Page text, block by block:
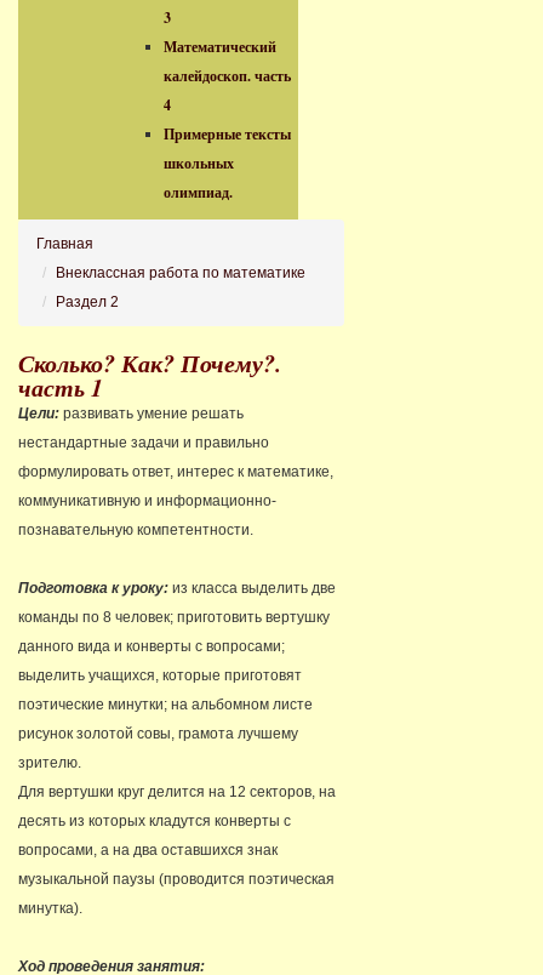
3
Математический
калейдоскоп. часть
4
Примерные тексты
школьных
олимпиад.
Главная
Внеклассная работа по математике
Раздел 2
Сколько? Как? Почему?.
часть 1
Цели: развивать умение решать
нестандартные задачи и правильно
формулировать ответ, интерес к математике,
коммуникативную и информационно-
познавательную компетентности.
Подготовка к уроку: из класса выделить две
команды по 8 человек; приготовить вертушку
данного вида и конверты с вопросами;
выделить учащихся, которые приготовят
поэтические минутки; на альбомном листе
рисунок золотой совы, грамота лучшему
зрителю.
Для вертушки круг делится на 12 секторов, на
десять из которых кладутся конверты с
вопросами, а на два оставшихся знак
музыкальной паузы (проводится поэтическая
минутка).
Ход проведения занятия: